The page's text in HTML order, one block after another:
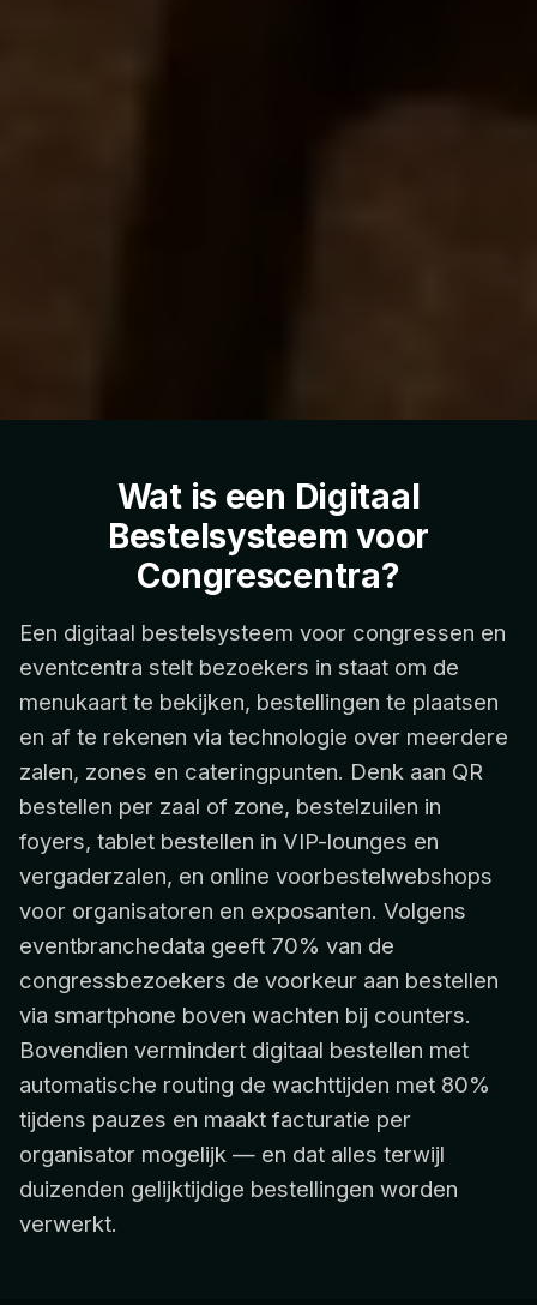
Wat is een Digitaal
Bestelsysteem voor
Congrescentra?
Een digitaal bestelsysteem voor congressen en
eventcentra stelt bezoekers in staat om de
menukaart te bekijken, bestellingen te plaatsen
en af te rekenen via technologie over meerdere
zalen, zones en cateringpunten. Denk aan QR
bestellen per zaal of zone, bestelzuilen in
foyers, tablet bestellen in VIP-lounges en
vergaderzalen, en online voorbestelwebshops
voor organisatoren en exposanten. Volgens
eventbranchedata geeft 70% van de
congressbezoekers de voorkeur aan bestellen
via smartphone boven wachten bij counters.
Bovendien vermindert digitaal bestellen met
automatische routing de wachttijden met 80%
tijdens pauzes en maakt facturatie per
organisator mogelijk — en dat alles terwijl
duizenden gelijktijdige bestellingen worden
verwerkt.